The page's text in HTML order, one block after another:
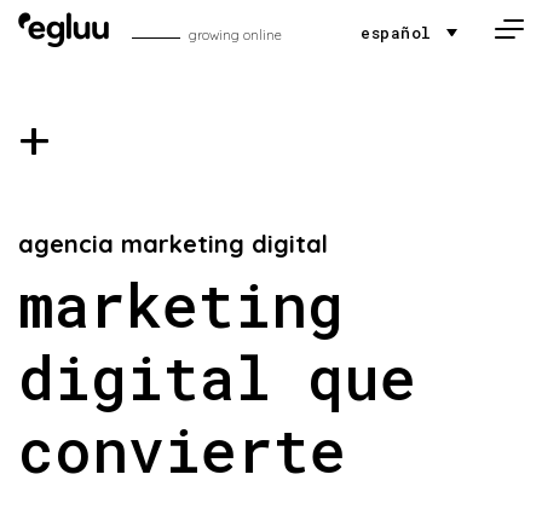
Skip to content
growing online español
+
agencia marketing digital
marketing
digital que
convierte